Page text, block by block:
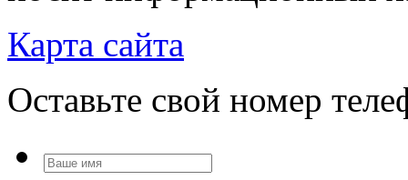
Карта сайта
Оставьте свой номер